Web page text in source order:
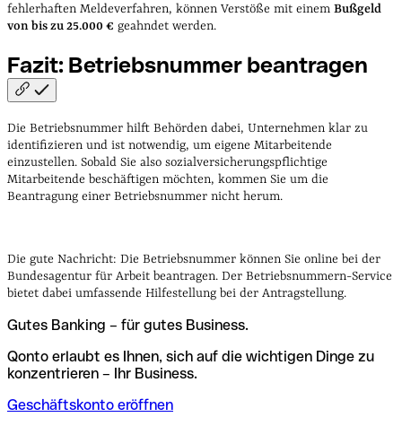
fehlerhaften Meldeverfahren, können Verstöße mit einem Bußgeld
von bis zu 25.000 € geahndet werden.
Fazit: Betriebsnummer beantragen
Die Betriebsnummer hilft Behörden dabei, Unternehmen klar zu
identifizieren und ist notwendig, um eigene Mitarbeitende
einzustellen. Sobald Sie also sozialversicherungspflichtige
Mitarbeitende beschäftigen möchten, kommen Sie um die
Beantragung einer Betriebsnummer nicht herum.
Die gute Nachricht: Die Betriebsnummer können Sie online bei der
Bundesagentur für Arbeit beantragen. Der Betriebsnummern-Service
bietet dabei umfassende Hilfestellung bei der Antragstellung.
Gutes Banking – für gutes Business.
Qonto erlaubt es Ihnen, sich auf die wichtigen Dinge zu
konzentrieren – Ihr Business.
Geschäftskonto eröffnen